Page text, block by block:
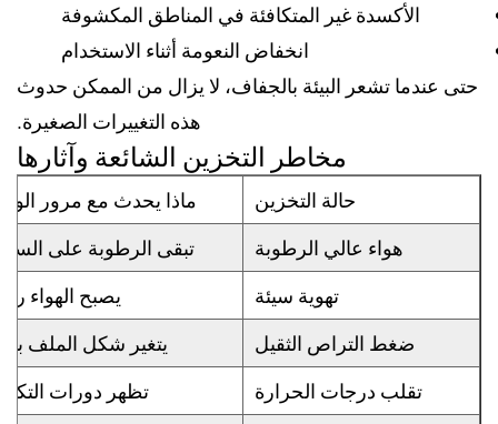
الأكسدة غير المتكافئة في المناطق المكشوفة
انخفاض النعومة أثناء الاستخدام
حتى عندما تشعر البيئة بالجفاف، لا يزال من الممكن حدوث
هذه التغييرات الصغيرة.
مخاطر التخزين الشائعة وآثارها
حالة التخزين
ماذا يحدث مع مرور
هواء عالي الرطوبة
تبقى الرطوبة على
تهوية سيئة
يصبح الهواء
ضغط التراص الثقيل
يتغير شكل الملف
تقلب درجات الحرارة
تظهر دورات